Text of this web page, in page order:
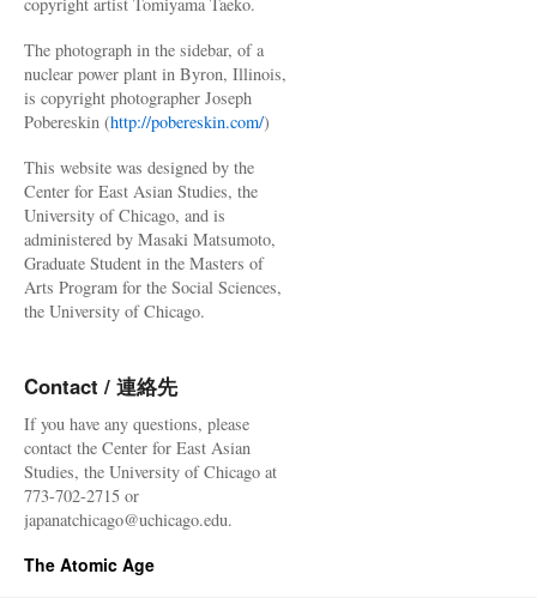
The photograph in the sidebar, of a
nuclear power plant in Byron, Illinois,
is copyright photographer Joseph
Pobereskin (http://pobereskin.com/)
This website was designed by the
Center for East Asian Studies, the
University of Chicago, and is
administered by Masaki Matsumoto,
Graduate Student in the Masters of
Arts Program for the Social Sciences,
the University of Chicago.
Contact / 連絡先
If you have any questions, please
contact the Center for East Asian
Studies, the University of Chicago at
773-702-2715 or
japanatchicago@uchicago.edu.
The Atomic Age